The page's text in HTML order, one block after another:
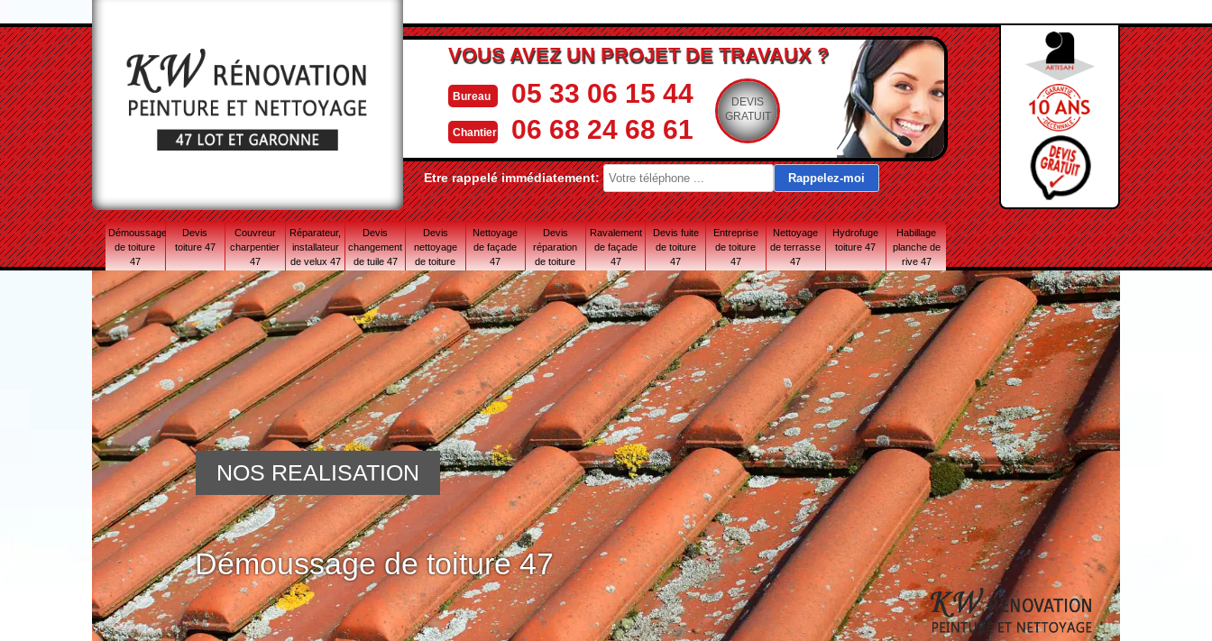
VOUS AVEZ UN PROJET DE TRAVAUX ?
Bureau 05 33 06 15 44
Chantier 06 68 24 68 61
DEVIS
GRATUIT
Etre rappelé immédiatement:
Démoussage
de toiture
47
Devis
toiture 47
Couvreur
charpentier
47
Réparateur,
installateur
de velux 47
Devis
changement
de tuile 47
Devis
nettoyage
de toiture
47
Nettoyage
de façade
47
Devis
réparation
de toiture
47 Lot-et-
Garonne
Ravalement
de façade
47
Devis fuite
de toiture
47
Entreprise
de toiture
47
Nettoyage
de terrasse
47
Hydrofuge
toiture 47
Habillage
planche de
rive 47
Démoussage de toiture 47
NOS REALISATION